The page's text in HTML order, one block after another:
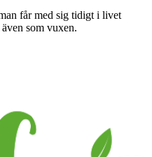
får med sig tidigt i livet
som vuxen.